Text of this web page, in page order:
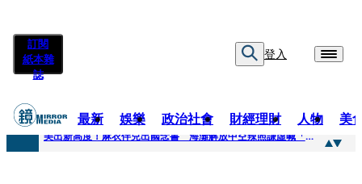
訂閱
紙本雜
誌
登入
最新 娛樂 政治社會 財經理財 人物 美
快訊
美出新高度！麻衣伴兒出國念書 海灘解放中空辣照謙虛喊「我也是學生」